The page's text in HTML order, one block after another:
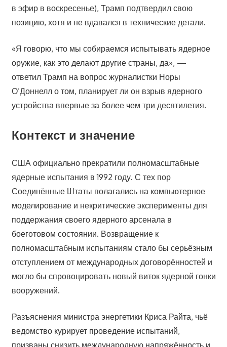
в эфир в воскресенье), Трамп подтвердил свою
позицию, хотя и не вдавался в технические детали.
«Я говорю, что мы собираемся испытывать ядерное
оружие, как это делают другие страны, да», —
ответил Трамп на вопрос журналистки Норы
О’Доннелл о том, планирует ли он взрыв ядерного
устройства впервые за более чем три десятилетия.
Контекст и значение
США официально прекратили полномасштабные
ядерные испытания в 1992 году. С тех пор
Соединённые Штаты полагались на компьютерное
моделирование и некритические эксперименты для
поддержания своего ядерного арсенала в
боеготовом состоянии. Возвращение к
полномасштабным испытаниям стало бы серьёзным
отступлением от международных договорённостей и
могло бы спровоцировать новый виток ядерной гонки
вооружений.
Разъяснения министра энергетики Криса Райта, чьё
ведомство курирует проведение испытаний,